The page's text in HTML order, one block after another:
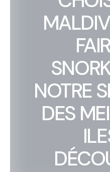
NOTRE
DES